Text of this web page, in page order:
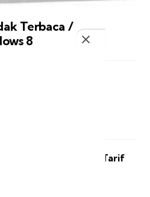
Terbaca /
8
Pph 21 Dan Tarif